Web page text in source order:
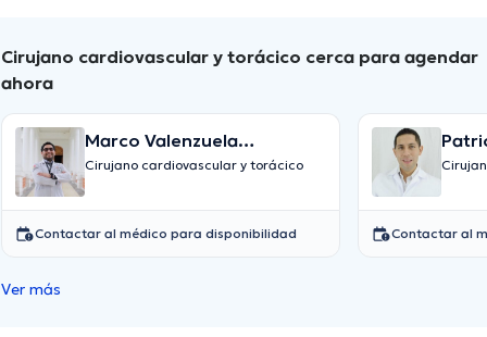
Cirujano cardiovascular y torácico cerca para agendar
ahora
Marco Valenzuela
Cifuentes
Cirujano cardiovascular y torácico
Contactar al médico para disponibilidad Contactar al
Ver más